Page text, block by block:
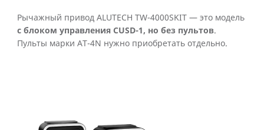
Рычажный привод ALUTECH TW-4000SKIT — это модель
с блоком управления CUSD-1, но без пультов.
Пульты марки AT-4N нужно приобретать отдельно.